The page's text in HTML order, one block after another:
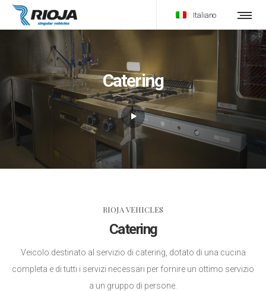
Italiano
Catering
RIOJA VEHICLES
Catering
Veicolo destinato al servizio di catering, dotato di una cucina
completa e di tutti i servizi necessari per fornire un ottimo servizio
a un gruppo di persone.